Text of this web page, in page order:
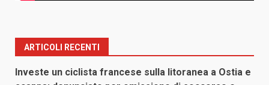
ARTICOLI RECENTI
Investe un ciclista francese sulla litoranea a Ostia e